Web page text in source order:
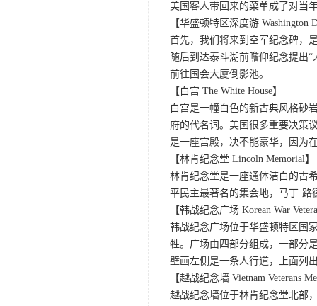
美国客人带回来的菜单成了对当
【华盛顿特区深度游 Washington
首先，我们将来到空军纪念碑，
随后到达泰斗湖前瞻仰纪念提出
前往国会大厦倒影池。
【白宫 The White House】
白宫是一幢白色的新古典风格砂
府的代名词。美国很多重要决策
是一座宫殿，决不能豪华，因为
【林肯纪念堂 Lincoln Memorial】
林肯纪念堂是一座通体洁白的古
平民主最著名的集会地，马丁·
【韩战纪念广场 Korean War
韩战纪念广场位于华盛顿特区国
牲。广场由四部分组成，一部分
壁画左侧是一条人行道，上面列
【越战纪念墙 Vietnam Veterans
越战纪念墙位于林肯纪念堂北部